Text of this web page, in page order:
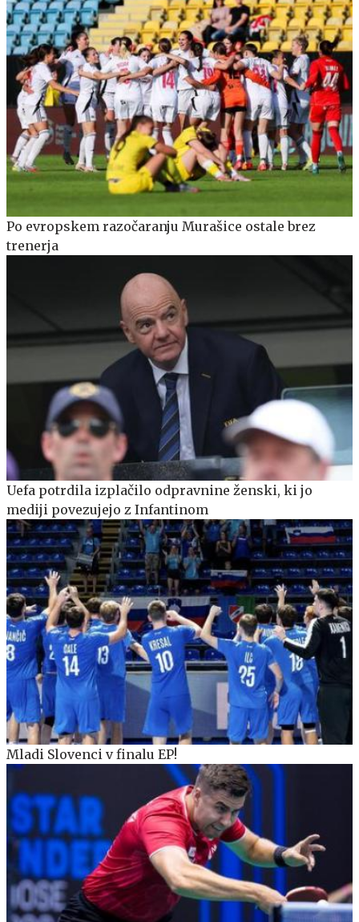
Po evropskem razočaranju Murašice ostale brez
trenerja
Uefa potrdila izplačilo odpravnine ženski, ki jo
mediji povezujejo z Infantinom
Mladi Slovenci v finalu EP!